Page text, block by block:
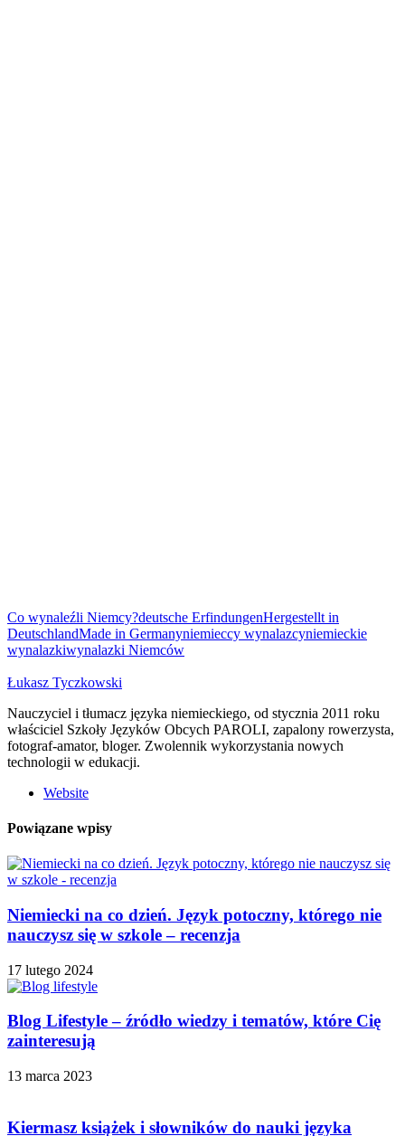
Co wynaleźli Niemcy?deutsche ErfindungenHergestellt in
DeutschlandMade in Germanyniemieccy wynalazcyniemieckie
wynalazkiwynalazki Niemców
Łukasz Tyczkowski
Nauczyciel i tłumacz języka niemieckiego, od stycznia 2011 roku
właściciel Szkoły Języków Obcych PAROLI, zapalony rowerzysta,
fotograf-amator, bloger. Zwolennik wykorzystania nowych
technologii w edukacji.
Website
Powiązane wpisy
Niemiecki na co dzień. Język potoczny, którego nie
nauczysz się w szkole – recenzja
17 lutego 2024
Blog Lifestyle – źródło wiedzy i tematów, które Cię
zainteresują
13 marca 2023
Kiermasz książek i słowników do nauki języka